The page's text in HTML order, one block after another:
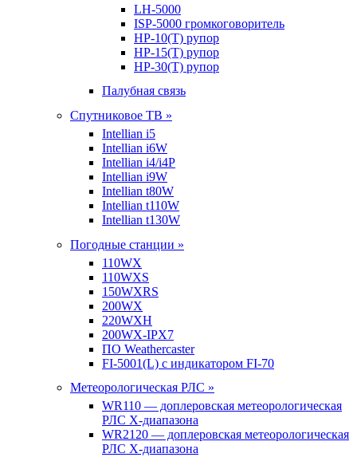
LH-5000
ISP-5000 громкоговоритель
HP-10(T) рупор
HP-15(T) рупор
HP-30(T) рупор
Палубная связь
Спутниковое ТВ »
Intellian i5
Intellian i6W
Intellian i4/i4P
Intellian i9W
Intellian t80W
Intellian t110W
Intellian t130W
Погодные станции »
110WX
110WXS
150WXRS
200WX
220WXH
200WX-IPX7
ПО Weathercaster
FI-5001(L) с индикатором FI-70
Метеорологическая РЛС »
WR110 — доплеровская метеорологическая
РЛС X-диапазона
WR2120 — доплеровская метеорологическая
РЛС X-диапазона